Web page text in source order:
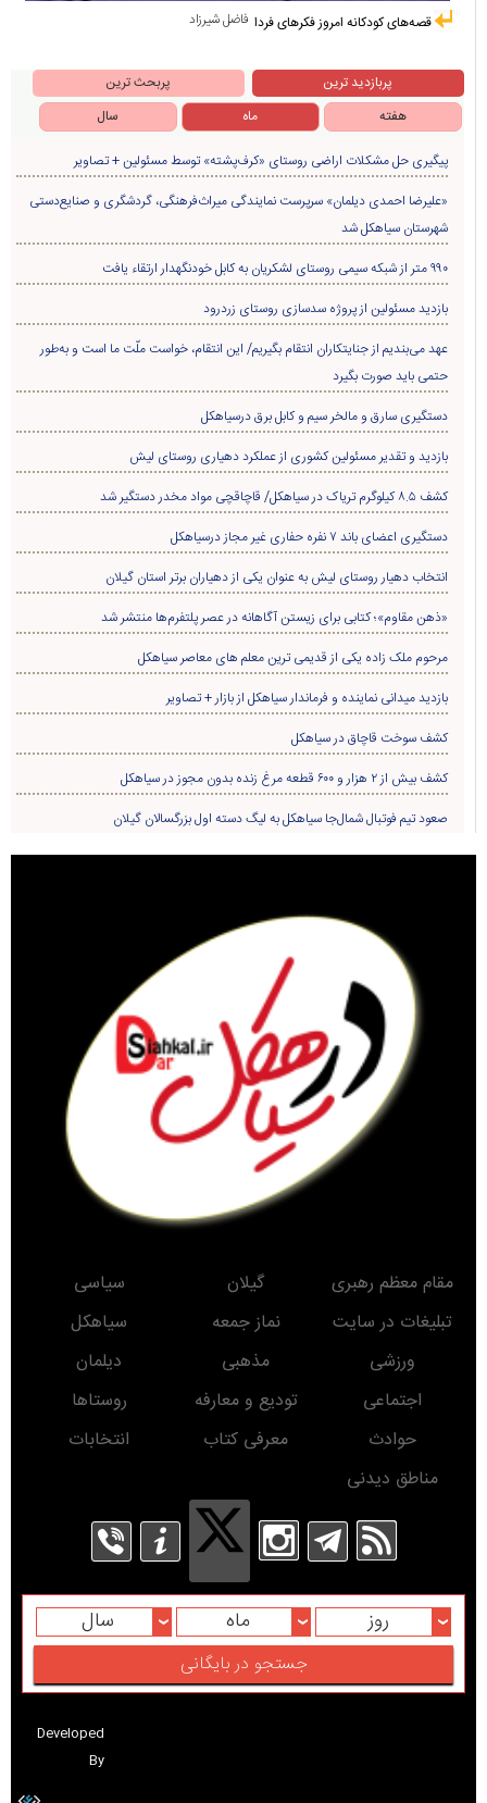
فاضل شیرزاد قصه‌های کودکانه امروز فکرهای فردا
پربازدید ترین
پربحث ترین
هفته
ماه سال
پیگیری حل مشکلات اراضی روستای «کرف‌پشته» توسط مسئولین + تصاویر
«علیرضا احمدی دیلمان» سرپرست نمایندگی میراث‌فرهنگی، گردشگری و صنایع‌دستی
شهرستان سیاهکل شد
۹۹۰ متر از شبکه سیمی روستای لشکریان به کابل خودنگهدار ارتقاء یافت
بازدید مسئولین از پروژه سدسازی روستای زردرود
عهد می‌بندیم از جنایتکاران انتقام بگیریم/ این انتقام، خواست ملّت ما است و به‌طور
حتمی باید صورت بگیرد
دستگیری سارق و مالخر سیم و کابل برق درسیاهکل
بازدید و تقدیر مسئولین کشوری از عملکرد دهیاری روستای لیش
کشف ۸.۵ کیلوگرم تریاک در سیاهکل/ قاچاقچی مواد مخدر دستگیر شد
دستگیری اعضای باند ۷ نفره حفاری غير مجاز درسیاهکل
انتخاب دهیار روستای لیش به عنوان یکی از دهیاران برتر استان گیلان
«ذهن مقاوم»؛ کتابی برای زیستن آگاهانه در عصر پلتفرم‌ها منتشر شد
مرحوم ملک زاده یکی از قدیمی ترین معلم های معاصر سیاهکل
بازدید میدانی نماینده و فرماندار سیاهکل از بازار + تصاویر
کشف سوخت قاچاق در سياهکل
کشف بیش از ۲ هزار و ۶۰۰ قطعه مرغ زنده بدون مجوز در سیاهکل
صعود تیم فوتبال شمال‌جا‌ سیاهکل به لیگ دسته اول بزرگسالان گیلان
مقام معظم رهبری گیلان
سیاسی
تبلیغات در سایت
نماز جمعه
سیاهکل
ورزشی
مذهبی
دیلمان
اجتماعی
تودیع و معارفه
روستاها
حوادث
معرفی کتاب
انتخابات
مناطق دیدنی
روز ماه سال
Developed
By